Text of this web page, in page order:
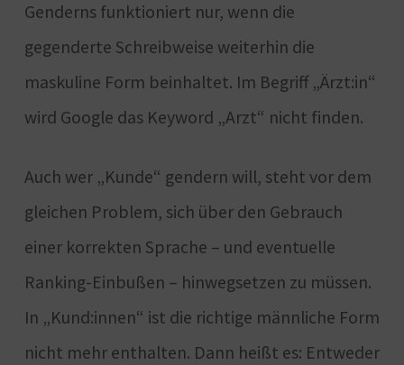
Genderns funktioniert nur, wenn die
gegenderte Schreibweise weiterhin die
maskuline Form beinhaltet. Im Begriff „Ärzt:in“
wird Google das Keyword „Arzt“ nicht finden.
Auch wer „Kunde“ gendern will, steht vor dem
gleichen Problem, sich über den Gebrauch
einer korrekten Sprache – und eventuelle
Ranking-Einbußen – hinwegsetzen zu müssen.
In „Kund:innen“ ist die richtige männliche Form
nicht mehr enthalten. Dann heißt es: Entweder